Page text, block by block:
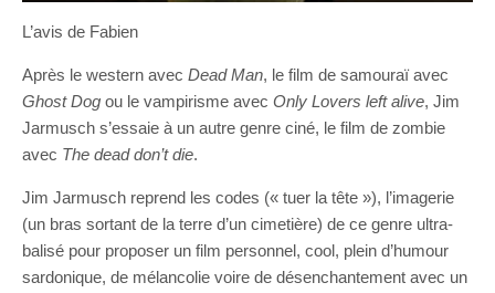
L’avis de Fabien
Après le western avec Dead Man, le film de samouraï avec
Ghost Dog ou le vampirisme avec Only Lovers left alive, Jim
Jarmusch s’essaie à un autre genre ciné, le film de zombie
avec The dead don’t die.
Jim Jarmusch reprend les codes (« tuer la tête »), l’imagerie
(un bras sortant de la terre d’un cimetière) de ce genre ultra-
balisé pour proposer un film personnel, cool, plein d’humour
sardonique, de mélancolie voire de désenchantement avec un